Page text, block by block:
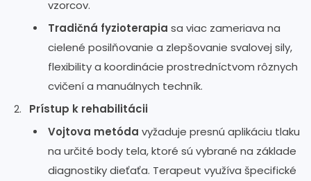
vzorcov.
Tradičná fyzioterapia sa viac zameriava na
cielené posilňovanie a zlepšovanie svalovej sily,
flexibility a koordinácie prostredníctvom rôznych
cvičení a manuálnych techník.
Prístup k rehabilitácii
Vojtova metóda vyžaduje presnú aplikáciu tlaku
na určité body tela, ktoré sú vybrané na základe
diagnostiky dieťaťa. Terapeut využíva špecifické